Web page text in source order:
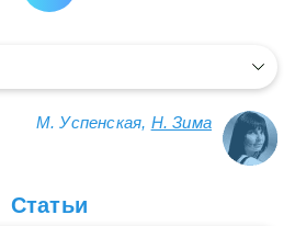
М. Успенская, Н. Зима
Статьи